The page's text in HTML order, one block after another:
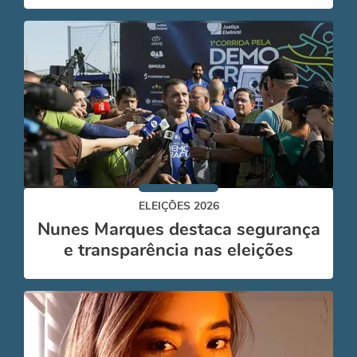
ELEIÇÕES 2026
Nunes Marques destaca segurança
e transparência nas eleições